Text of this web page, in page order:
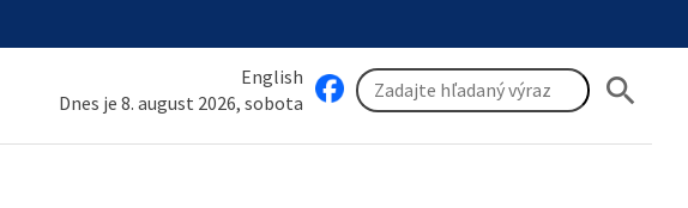
English
Dnes je 8. august 2026, sobota
search